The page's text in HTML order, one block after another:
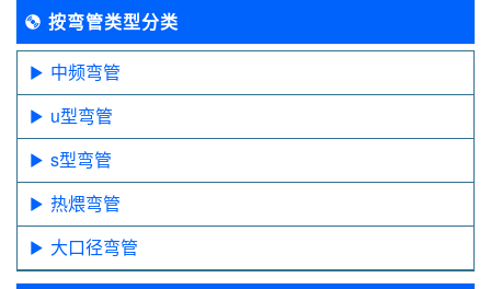
按弯管类型分类
中频弯管
u型弯管
s型弯管
热煨弯管
大口径弯管